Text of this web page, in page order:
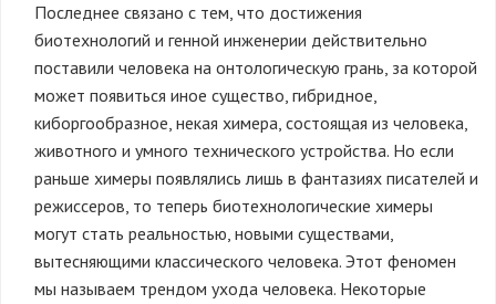
Последнее связано с тем, что достижения
биотехнологий и генной инженерии действительно
поставили человека на онтологическую грань, за которой
может появиться иное существо, гибридное,
киборгообразное, некая химера, состоящая из человека,
животного и умного технического устройства. Но если
раньше химеры появлялись лишь в фантазиях писателей и
режиссеров, то теперь биотехнологические химеры
могут стать реальностью, новыми существами,
вытесняющими классического человека. Этот феномен
мы называем трендом ухода человека. Некоторые